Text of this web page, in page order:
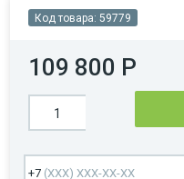
Код товара: 59779
109 800 Р